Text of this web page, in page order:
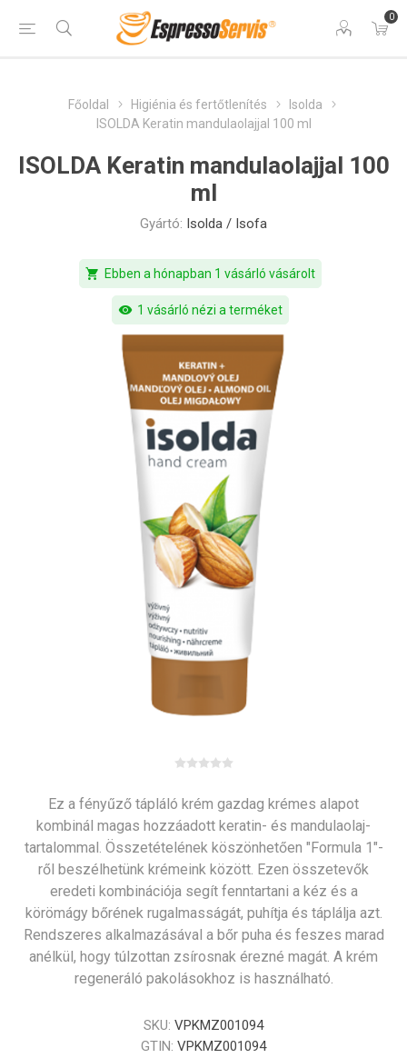
0
Főoldal Higiénia és fertőtlenítés
Isolda
ISOLDA Keratin mandulaolajjal 100 ml
ISOLDA Keratin mandulaolajjal 100
ml
Gyártó: Isolda / Isofa
shopping_cart Ebben a hónapban 1 vásárló vásárolt
visibility 1 vásárló nézi a terméket
Ez a fényűző tápláló krém gazdag krémes alapot
kombinál magas hozzáadott keratin- és mandulaolaj-
tartalommal. Összetételének köszönhetően "Formula 1"-
ről beszélhetünk krémeink között. Ezen összetevők
eredeti kombinációja segít fenntartani a kéz és a
körömágy bőrének rugalmasságát, puhítja és táplálja azt.
Rendszeres alkalmazásával a bőr puha és feszes marad
anélkül, hogy túlzottan zsírosnak érezné magát. A krém
regeneráló pakolásokhoz is használható.
SKU: VPKMZ001094
GTIN: VPKMZ001094